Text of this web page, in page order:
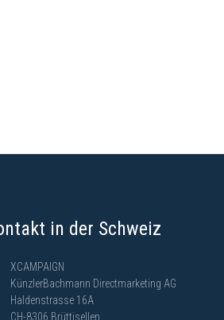
in der Schweiz
XCAMPAIGN
KünzlerBachmann Directmarketing AG
Haldenstrasse 16A
CH-8306 Brüttisellen